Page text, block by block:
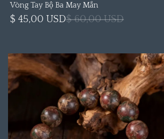
Vòng Tay Bộ Ba May Mắn
$ 45,00 USD$ 60,00 USD